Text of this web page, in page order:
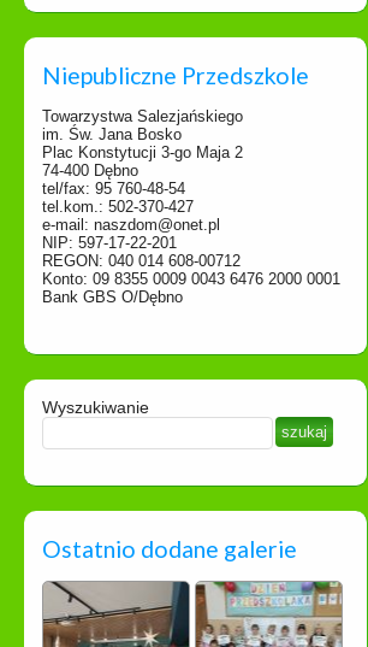
Niepubliczne Przedszkole
Towarzystwa Salezjańskiego
im. Św. Jana Bosko
Plac Konstytucji 3-go Maja 2
74-400 Dębno
tel/fax: 95 760-48-54
tel.kom.: 502-370-427
e-mail: naszdom@onet.pl
NIP: 597-17-22-201
REGON: 040 014 608-00712
Konto: 09 8355 0009 0043 6476 2000 0001
Bank GBS O/Dębno
Wyszukiwanie
Ostatnio dodane galerie